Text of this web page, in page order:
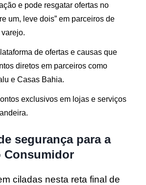
e pode resgatar ofertas no
um, leve dois” em parceiros de
de ofertas e causas que
diretos em parceiros como
e Casas Bahia.
exclusivos em lojas e serviços
segurança para a
Consumidor
ciladas nesta reta final de